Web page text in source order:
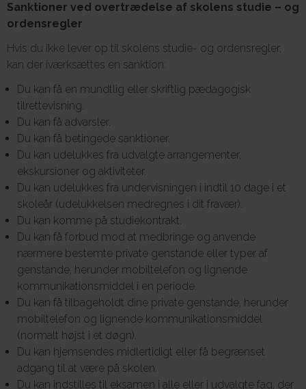
Sanktioner ved overtrædelse af skolens studie – og
ordensregler
Hvis du ikke lever op til skolens studie- og ordensregler,
kan der iværksættes en sanktion:
Du kan få en mundtlig eller skriftlig pædagogisk
tilrettevisning.
Du kan få advarsler.
Du kan få betingede sanktioner.
Du kan udelukkes fra udvalgte arrangementer,
ekskursioner og aktiviteter.
Du kan udelukkes fra undervisningen i indtil 10 dage i et
skoleår (udelukkelsen medregnes i dit fravær).
Du kan komme på studiekontrakt.
Du kan få forbud mod at medbringe og anvende
nærmere bestemte private genstande eller typer af
genstande, herunder mobiltelefon og lignende
kommunikationsmiddel i en periode.
Du kan få tilbageholdt dine private genstande, herunder
mobiltelefon og lignende kommunikationsmiddel
(normalt højst i et døgn).
Du kan hjemsendes midlertidigt eller få begrænset
adgang til at være på skolen.
Du kan indstilles til eksamen i alle eller i udvalgte fag, der